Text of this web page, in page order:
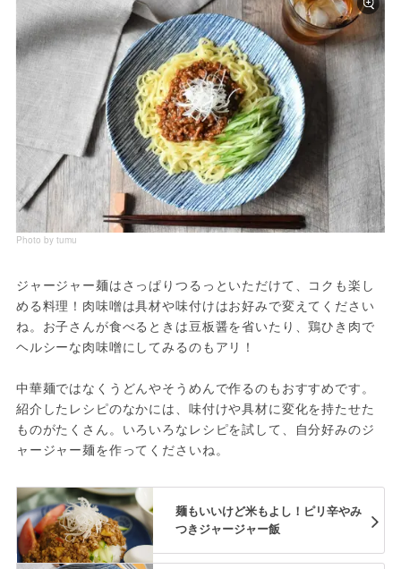
Photo by tumu
ジャージャー麺はさっぱりつるっといただけて、コクも楽し
める料理！肉味噌は具材や味付けはお好みで変えてください
ね。お子さんが食べるときは豆板醤を省いたり、鶏ひき肉で
ヘルシーな肉味噌にしてみるのもアリ！
中華麺ではなくうどんやそうめんで作るのもおすすめです。
紹介したレシピのなかには、味付けや具材に変化を持たせた
ものがたくさん。いろいろなレシピを試して、自分好みのジ
ャージャー麺を作ってくださいね。
麺もいいけど米もよし！ピリ辛やみ
つきジャージャー飯